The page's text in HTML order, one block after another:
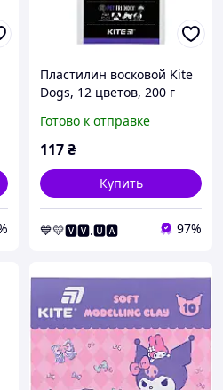
Пластилин восковой Kite
Dogs, 12 цветов, 200 г
Готово к отправке
117₴
Купить
💙💛🆅🆅.🆄🅰 97%